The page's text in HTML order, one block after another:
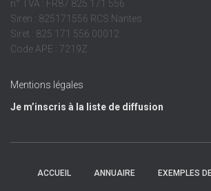
n° TVA : FR87 825 171 556
Siren : 825171556 RCS Nantes
Siret : 825 171 556 00012
Code APE : 7219Z
Mentions légales
Je m’inscris à la liste de diffusion
ACCUEIL ANNUAIRE EXEMPLES